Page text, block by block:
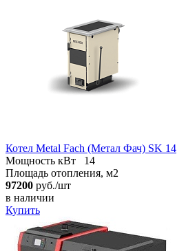
Котел Metal Fach (Метал Фач) SK 14
Мощность кВт
14
Площадь отопления, м2
97200 руб./шт
в наличии
Купить